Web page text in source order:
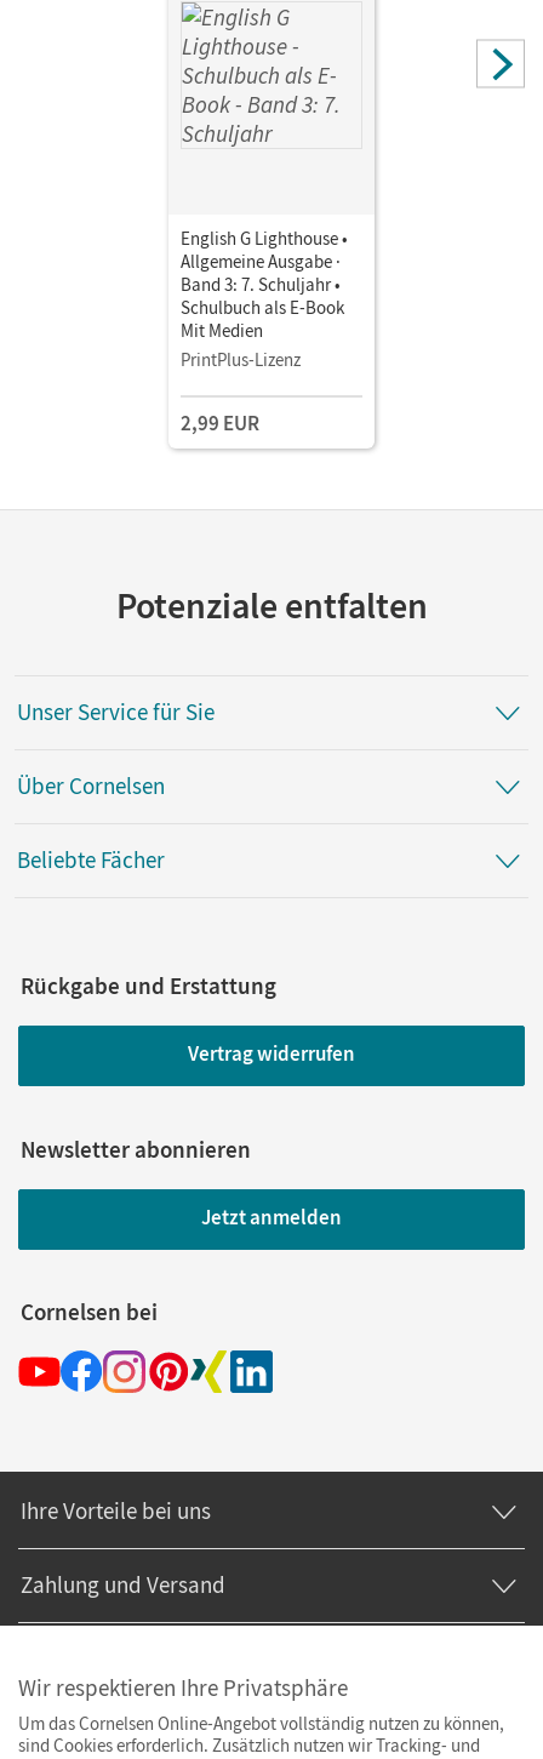
English G Lighthouse •
Allgemeine Ausgabe ·
Band 3: 7. Schuljahr •
Schulbuch als E-Book
Mit Medien
PrintPlus-Lizenz
2,99 EUR
Potenziale entfalten
Unser Service für Sie
Über Cornelsen
Beliebte Fächer
Rückgabe und Erstattung
Vertrag widerrufen
Newsletter abonnieren
Jetzt anmelden
Cornelsen bei
Ihre Vorteile bei uns
Zahlung und Versand
Wir respektieren Ihre Privatsphäre
Um das Cornelsen Online-Angebot vollständig nutzen zu können,
sind Cookies erforderlich. Zusätzlich nutzen wir Tracking- und